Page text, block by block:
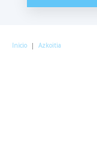
Inicio | Azkoitia